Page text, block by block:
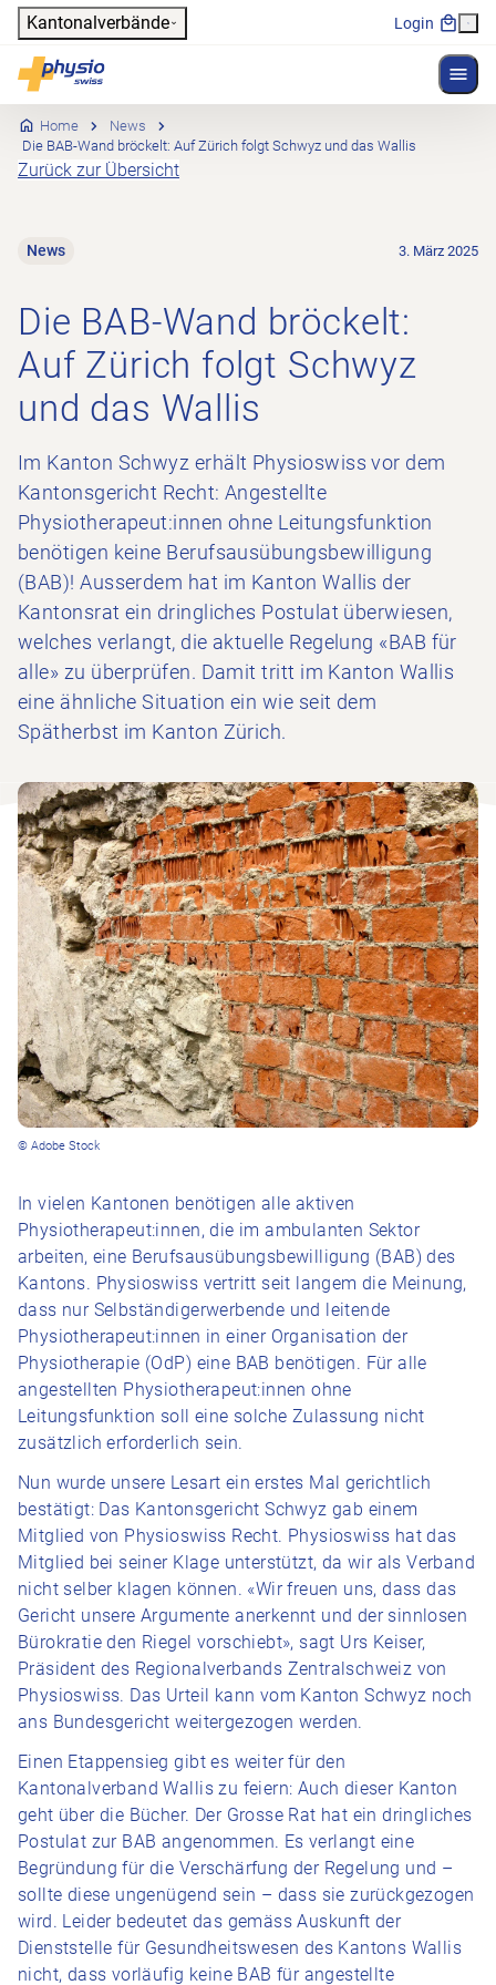
Header
Kantonalverbände Login
Physioswiss
Hauptnavigation
Home
News
Die BAB-Wand bröckelt: Auf Zürich folgt Schwyz und das Wallis
Zurück zur Übersicht
News 3. März 2025
Die BAB-Wand bröckelt:
Auf Zürich folgt Schwyz
und das Wallis
Im Kanton Schwyz erhält Physioswiss vor dem
Kantonsgericht Recht: Angestellte
Physiotherapeut:innen ohne Leitungsfunktion
benötigen keine Berufsausübungsbewilligung
(BAB)! Ausserdem hat im Kanton Wallis der
Kantonsrat ein dringliches Postulat überwiesen,
welches verlangt, die aktuelle Regelung «BAB für
alle» zu überprüfen. Damit tritt im Kanton Wallis
eine ähnliche Situation ein wie seit dem
Spätherbst im Kanton Zürich.
© Adobe Stock
In vielen Kantonen benötigen alle aktiven
Physiotherapeut:innen, die im ambulanten Sektor
arbeiten, eine Berufsausübungsbewilligung (BAB) des
Kantons. Physioswiss vertritt seit langem die Meinung,
dass nur Selbständigerwerbende und leitende
Physiotherapeut:innen in einer Organisation der
Physiotherapie (OdP) eine BAB benötigen. Für alle
angestellten Physiotherapeut:innen ohne
Leitungsfunktion soll eine solche Zulassung nicht
zusätzlich erforderlich sein.
Nun wurde unsere Lesart ein erstes Mal gerichtlich
bestätigt: Das Kantonsgericht Schwyz gab einem
Mitglied von Physioswiss Recht. Physioswiss hat das
Mitglied bei seiner Klage unterstützt, da wir als Verband
nicht selber klagen können. «Wir freuen uns, dass das
Gericht unsere Argumente anerkennt und der sinnlosen
Bürokratie den Riegel vorschiebt», sagt Urs Keiser,
Präsident des Regionalverbands Zentralschweiz von
Physioswiss. Das Urteil kann vom Kanton Schwyz noch
ans Bundesgericht weitergezogen werden.
Einen Etappensieg gibt es weiter für den
Kantonalverband Wallis zu feiern: Auch dieser Kanton
geht über die Bücher. Der Grosse Rat hat ein dringliches
Postulat zur BAB angenommen. Es verlangt eine
Begründung für die Verschärfung der Regelung und –
sollte diese ungenügend sein – dass sie zurückgezogen
wird. Leider bedeutet das gemäss Auskunft der
Dienststelle für Gesundheitswesen des Kantons Wallis
nicht, dass vorläufig keine BAB für angestellte